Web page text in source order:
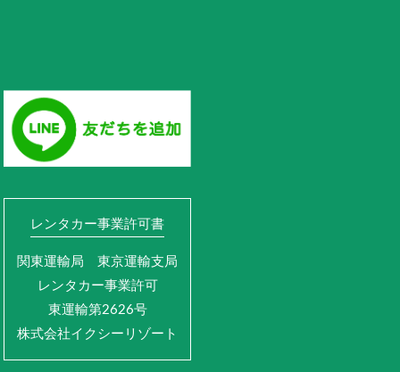
レンタカー事業許可書
関東運輸局 東京運輸支局
レンタカー事業許可
東運輸第2626号
株式会社イクシーリゾート